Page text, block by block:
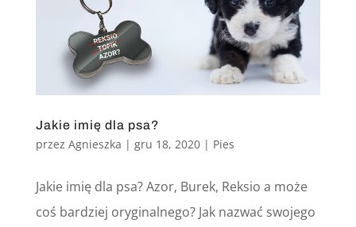
Jakie imię dla psa?
przez Agnieszka | gru 18, 2020| Pies
Jakie imię dla psa? Azor, Burek, Reksio a może
coś bardziej oryginalnego? Jak nazwać swojego